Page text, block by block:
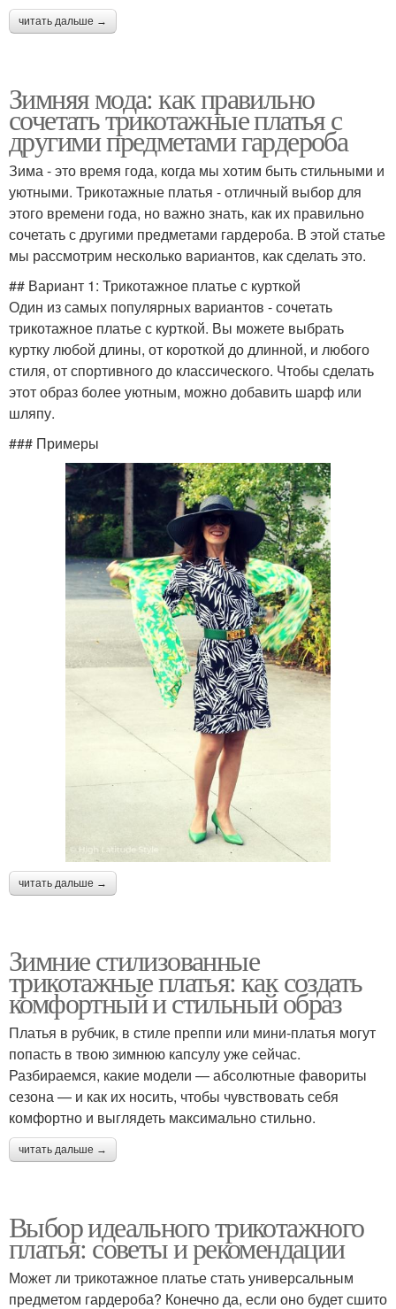
читать дальше →
Зимняя мода: как правильно
сочетать трикотажные платья с
другими предметами гардероба
Зима - это время года, когда мы хотим быть стильными и
уютными. Трикотажные платья - отличный выбор для
этого времени года, но важно знать, как их правильно
сочетать с другими предметами гардероба. В этой статье
мы рассмотрим несколько вариантов, как сделать это.
## Вариант 1: Трикотажное платье с курткой
Один из самых популярных вариантов - сочетать
трикотажное платье с курткой. Вы можете выбрать
куртку любой длины, от короткой до длинной, и любого
стиля, от спортивного до классического. Чтобы сделать
этот образ более уютным, можно добавить шарф или
шляпу.
### Примеры
читать дальше →
Зимние стилизованные
трикотажные платья: как создать
комфортный и стильный образ
Платья в рубчик, в стиле преппи или мини-платья могут
попасть в твою зимнюю капсулу уже сейчас.
Разбираемся, какие модели — абсолютные фавориты
сезона — и как их носить, чтобы чувствовать себя
комфортно и выглядеть максимально стильно.
читать дальше →
Выбор идеального трикотажного
платья: советы и рекомендации
Может ли трикотажное платье стать универсальным
предметом гардероба? Конечно да, если оно будет сшито